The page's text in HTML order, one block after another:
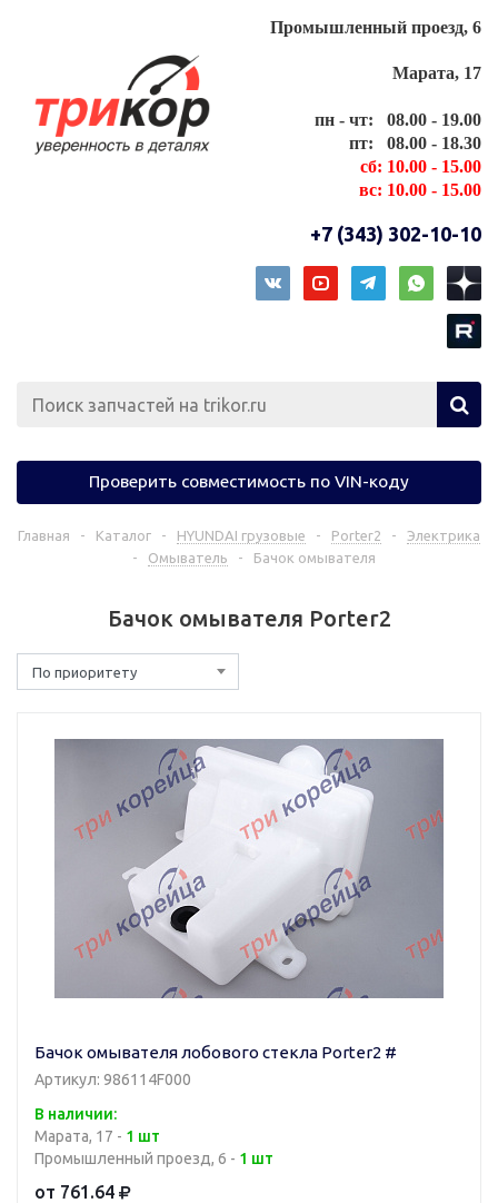
Промышленный проезд, 6
Марата, 17
пн - чт: 08.00 - 19.00
пт: 08.00 - 18.30
сб: 10.00 - 15.00
вс: 10.00 - 15.00
+7 (343) 302-10-10
Проверить совместимость по VIN-коду
Главная - Каталог - HYUNDAI грузовые - Porter2 -
Электрика
-
Омыватель - Бачок омывателя
Бачок омывателя Porter2
По приоритету
Бачок омывателя лобового стекла Porter2 #
Артикул: 986114F000
В наличии:
Марата, 17 - 1 шт
Промышленный проезд, 6 - 1 шт
от 761.64